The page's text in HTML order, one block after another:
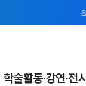
홈
학술활동·강연·전시